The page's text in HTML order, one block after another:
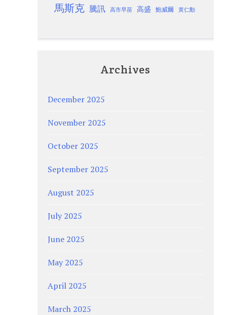
馬斯克 騰訊 高市早苗 高盛 鮑威爾 黃仁勳
Archives
December 2025
November 2025
October 2025
September 2025
August 2025
July 2025
June 2025
May 2025
April 2025
March 2025